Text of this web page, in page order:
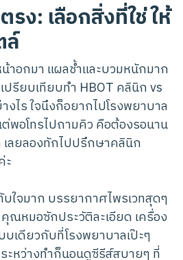
ง: เลือกสิ่งที่ใช่ ให้
ล์
าอกมา แผลช้ำและบวมหนักมาก
รียบเทียบทำ HBOT คลินิก vs
ไร ใจนึงก็อยากไปโรงพยาบาล
พอโทรไปถามคิว คือต้องรอนาน
ลยลองทักไปปรึกษาคลินิก
ะ
ใจมาก บรรยากาศไพรเวทสุดๆ
ณหมอซักประวัติละเอียด เครื่อง
เดียวกับที่โรงพยาบาลเป๊ะๆ
หว่างทำก็นอนดูซีรีส์สบายๆ ที่